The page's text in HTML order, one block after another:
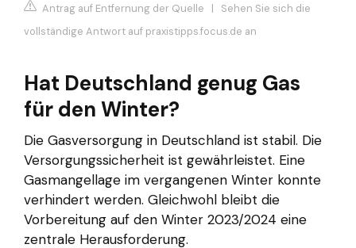
Antrag auf Entfernung der Quelle | Sehen Sie sich die
vollständige Antwort auf praxistipps.focus.de an
Hat Deutschland genug Gas
für den Winter?
Die Gasversorgung in Deutschland ist stabil. Die
Versorgungssicherheit ist gewährleistet. Eine
Gasmangellage im vergangenen Winter konnte
verhindert werden. Gleichwohl bleibt die
Vorbereitung auf den Winter 2023/2024 eine
zentrale Herausforderung.